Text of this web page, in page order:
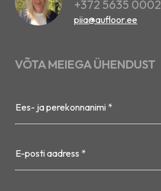
+372 5635 0002
piia@aufloor.ee
VÕTA MEIEGA ÜHENDUST
Ees- ja perekonnanimi *
E-posti aadress *